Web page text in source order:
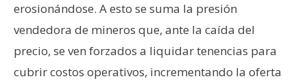
erosionándose. A esto se suma la presión
vendedora de mineros que, ante la caída del
precio, se ven forzados a liquidar tenencias para
cubrir costos operativos, incrementando la oferta